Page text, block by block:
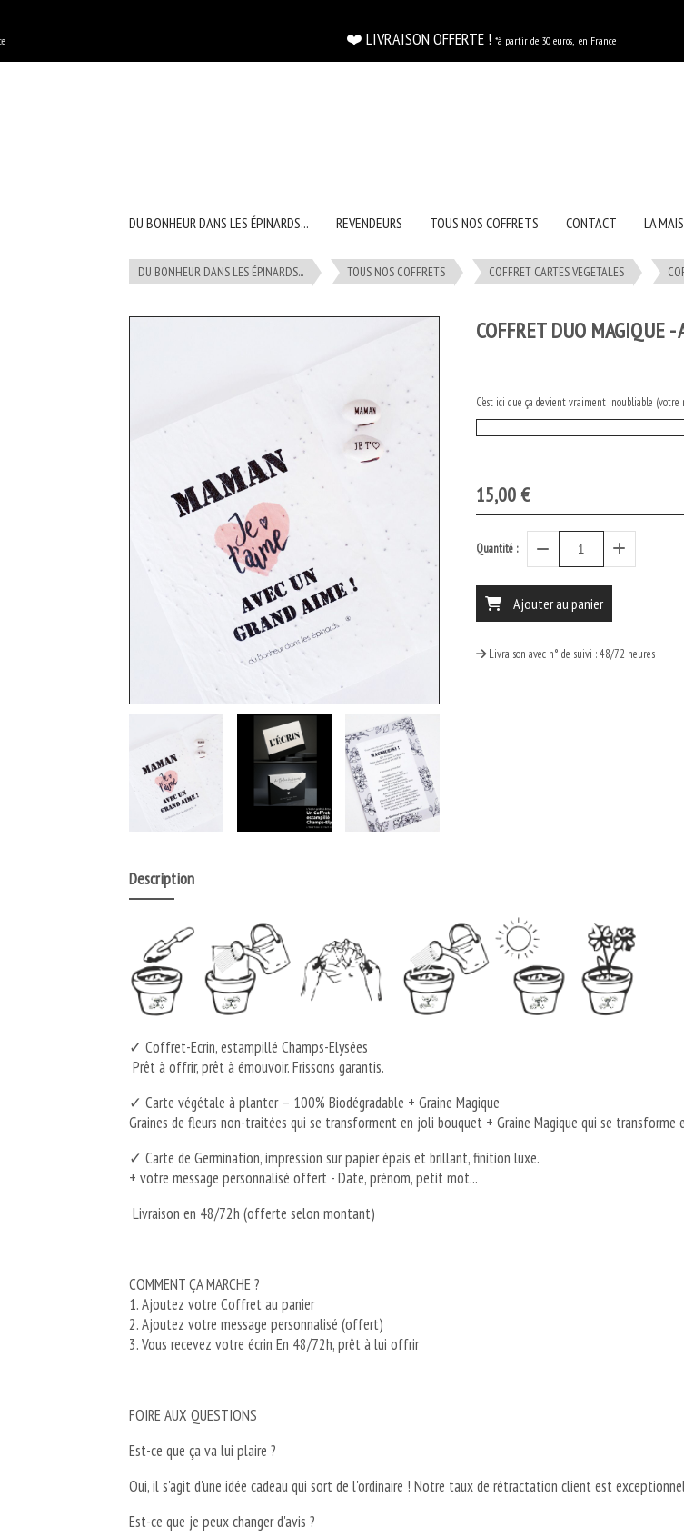
❤️ LIVRAISON OFFERTE !*à partir de 30 euros, en France
DU BONHEUR DANS LES ÉPINARDS... REVENDEURS TOUS NOS COFFRETS CONTACT LA
DU BONHEUR DANS LES ÉPINARDS... TOUS NOS COFFRETS COFFRET CARTES VEGETALES
COFFRET DUO MAGIQUE
C'est ici que ça devient vraiment inoubliable (votre
15,00€
Quantité :
Ajouter au panier
Livraison avec n° de suivi : 48/72 heures
Description
✓ Coffret-Ecrin, estampillé Champs-Elysées
Prêt à offrir, prêt à émouvoir. Frissons garantis.
✓ Carte végétale à planter – 100% Biodégradable + Graine Magique
Graines de fleurs non-traitées qui se transforment en joli bouquet + Graine Magique qui se transforme
✓ Carte de Germination, impression sur papier épais et brillant, finition luxe.
+ votre message personnalisé offert - Date, prénom, petit mot...
Livraison en 48/72h (offerte selon montant)
COMMENT ÇA MARCHE ?
1. Ajoutez votre Coffret au panier
2. Ajoutez votre message personnalisé (offert)
3. Vous recevez votre écrin En 48/72h, prêt à lui offrir
FOIRE AUX QUESTIONS
Est-ce que ça va lui plaire ?
Oui, il s'agit d'une idée cadeau qui sort de l'ordinaire ! Notre taux de rétractation client est
Est-ce que je peux changer d'avis ?